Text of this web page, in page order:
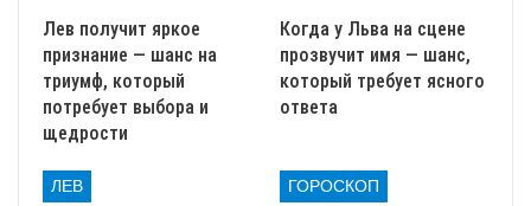
коллега, который внезапно начал льстить вам.
Он предлагает помощь. Берет на себя вашу
работу. Напрашивается на встречи вне офиса.
Подлинные цели:
Под маской «друга» могут
скрываться амбиции. Он хочет узнать ваши
методы работы. Затем использовать их против
вас. Возможно, чтобы продвинуться по службе.
Лев получит яркое
признание — шанс на
триумф, который
потребует выбора и
щедрости
Когда у Льва на сцене
прозвучит имя — шанс,
который требует ясного
ответа
ЛЕВ ГОРОСКОП